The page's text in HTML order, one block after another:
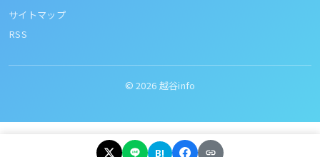
B!
サイトマップ
RSS
© 2026 越谷info